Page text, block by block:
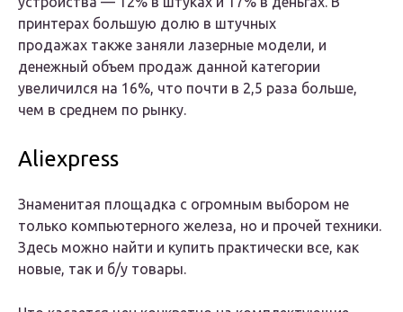
принтерах большую долю в штучных
продажах также заняли лазерные модели, и
денежный объем продаж данной категории
увеличился на 16%, что почти в 2,5 раза больше,
чем в среднем по рынку.
Aliexpress
Знаменитая площадка с огромным выбором не
только компьютерного железа, но и прочей техники.
Здесь можно найти и купить практически все, как
новые, так и б/у товары.